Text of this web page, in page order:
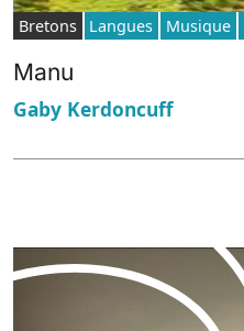
Bretons Langues Musique
Manu
Gaby Kerdoncuff